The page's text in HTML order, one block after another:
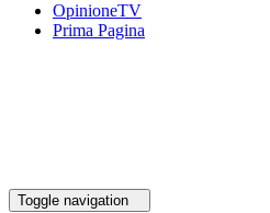
OpinioneTV
Prima Pagina
Toggle navigation